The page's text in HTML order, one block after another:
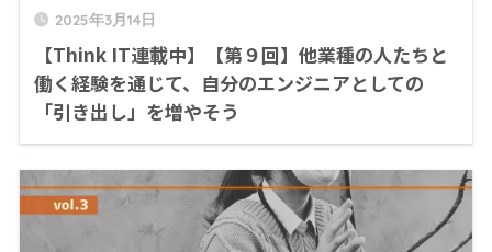
2025年3月14日
【Think IT連載中】【第９回】他業種の人たちと
働く経験を通じて、自分のエンジニアとしての
「引き出し」を増やそう